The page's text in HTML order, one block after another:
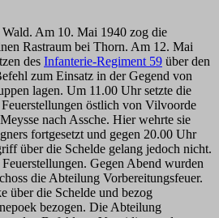
Am 10. Mai 1940 zog die
Rastraum bei Thorn. Am 12. Mai
des Infanterie-Regiment 59 über den
zum Einsatz in der Gegend von
lagen. Um 11.00 Uhr setzte die
östlich von Vilvoorde
nach Assche. Hier wehrte sie
fortgesetzt und gegen 20.00 Uhr
über die Schelde gelang jedoch nicht.
Gegen Abend wurden
die Abteilung Vorbereitungsfeuer.
über die Schelde und bezog
bezogen. Die Abteilung